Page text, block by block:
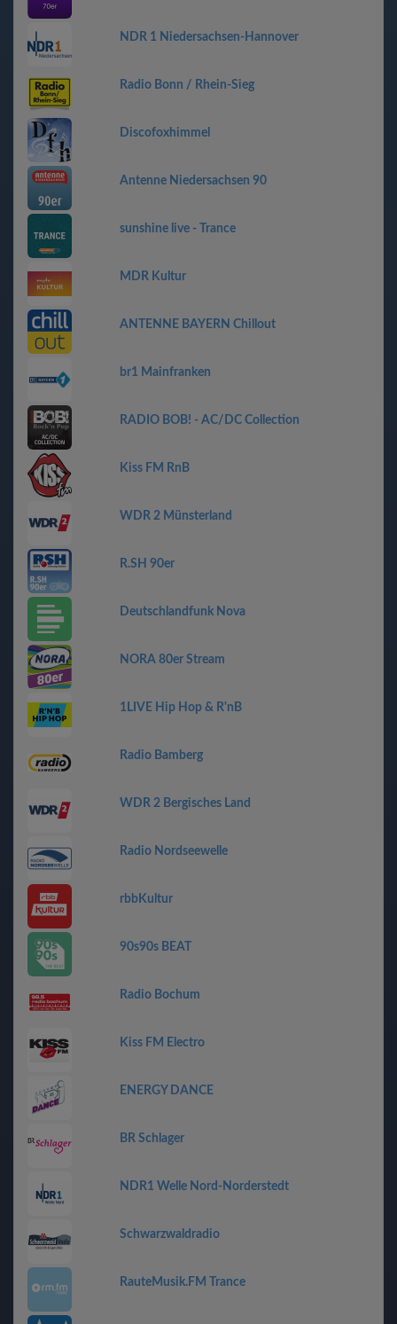
NDR 1 Niedersachsen-Hannover
Radio Bonn / Rhein-Sieg
Discofoxhimmel
Antenne Niedersachsen 90
sunshine live - Trance
MDR Kultur
ANTENNE BAYERN Chillout
br1 Mainfranken
RADIO BOB! - AC/DC Collection
Kiss FM RnB
WDR 2 Münsterland
R.SH 90er
Deutschlandfunk Nova
NORA 80er Stream
1LIVE Hip Hop & R'nB
Radio Bamberg
WDR 2 Bergisches Land
Radio Nordseewelle
rbbKultur
90s90s BEAT
Radio Bochum
Kiss FM Electro
ENERGY DANCE
BR Schlager
NDR1 Welle Nord-Norderstedt
Schwarzwaldradio
RauteMusik.FM Trance